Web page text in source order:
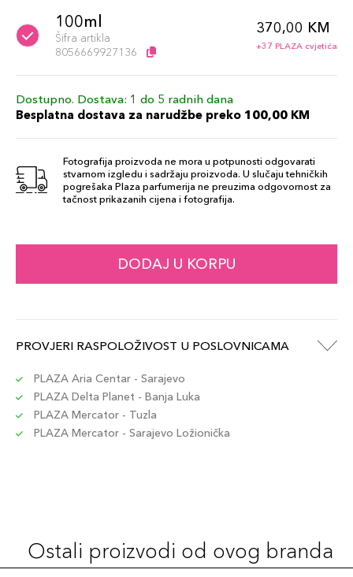
100ml
Šifra artikla
8056669927136
370,00 KM
+37 PLAZA cvjetića
Dostupno. Dostava: 1 do 5 radnih dana
Besplatna dostava za narudžbe preko 100,00 KM
Fotografija proizvoda ne mora u potpunosti odgovarati
stvarnom izgledu i sadržaju proizvoda. U slučaju tehničkih
pogrešaka Plaza parfumerija ne preuzima odgovornost za
tačnost prikazanih cijena i fotografija.
DODAJ U KORPU
PROVJERI RASPOLOŽIVOST U POSLOVNICAMA
PLAZA Aria Centar - Sarajevo
PLAZA Delta Planet - Banja Luka
PLAZA Mercator - Tuzla
PLAZA Mercator - Sarajevo Ložionička
Ostali proizvodi od ovog branda